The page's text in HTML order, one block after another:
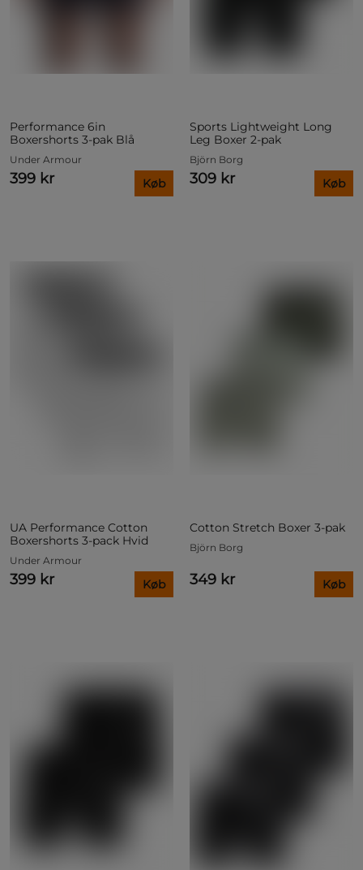
Performance 6in
Boxershorts 3-pak Blå
Under Armour
399 kr Køb
Sports Lightweight Long
Leg Boxer 2-pak
Björn Borg
309 kr Køb
UA Performance Cotton
Boxershorts 3-pack Hvid
Under Armour
399 kr Køb
Cotton Stretch Boxer 3-pak
Björn Borg
349 kr Køb